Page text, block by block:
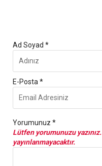
Ad Soyad *
E-Posta *
Yorumunuz *
Lütfen yorumunuzu yazınız.
yayınlanmayacaktır.